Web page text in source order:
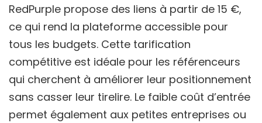
RedPurple propose des liens à partir de 15 €,
ce qui rend la plateforme accessible pour
tous les budgets. Cette tarification
compétitive est idéale pour les référenceurs
qui cherchent à améliorer leur positionnement
sans casser leur tirelire. Le faible coût d’entrée
permet également aux petites entreprises ou